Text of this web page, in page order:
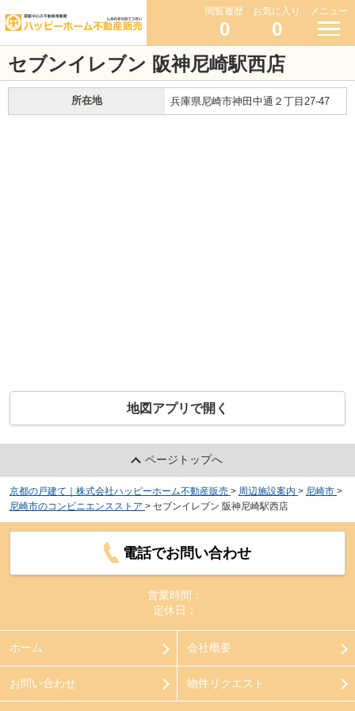
閲覧履歴
0
お気に入り
0
メニュー
セブンイレブン 阪神尼崎駅西店
所在地 兵庫県尼崎市神田中通２丁目27-47
地図アプリで開く
ページトップへ
京都の戸建て｜株式会社ハッピーホーム不動産販売 > 周辺施設案内 > 尼崎市 >
尼崎市のコンビニエンスストア > セブンイレブン 阪神尼崎駅西店
電話でお問い合わせ
営業時間：
定休日：
ホーム 会社概要
お問い合わせ 物件リクエスト